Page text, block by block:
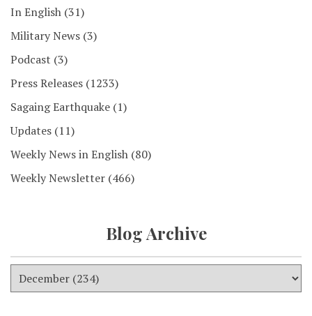
In English (31)
Military News (3)
Podcast (3)
Press Releases (1233)
Sagaing Earthquake (1)
Updates (11)
Weekly News in English (80)
Weekly Newsletter (466)
Blog Archive